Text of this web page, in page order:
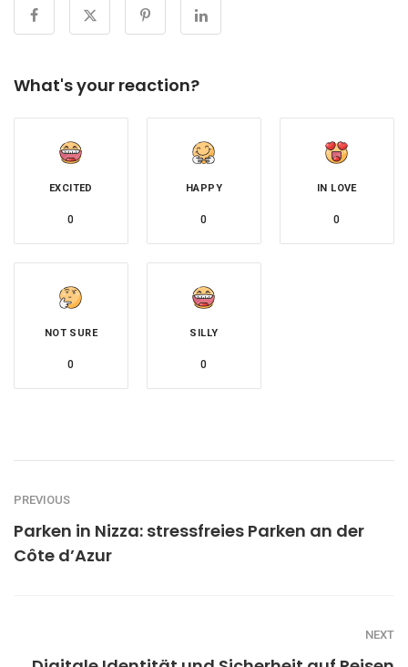
What's your reaction?
EXCITED
0
HAPPY
0
IN LOVE
0
NOT SURE
0
SILLY
0
PREVIOUS
Parken in Nizza: stressfreies Parken an der
Côte d’Azur
NEXT